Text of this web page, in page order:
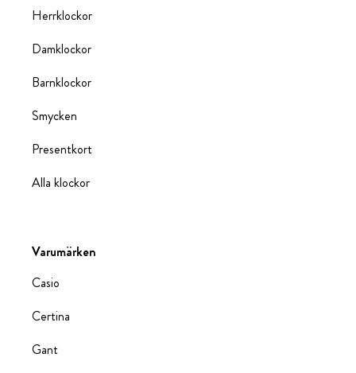
Herrklockor
Damklockor
Barnklockor
Smycken
Presentkort
Alla klockor
Varumärken
Casio
Certina
Gant